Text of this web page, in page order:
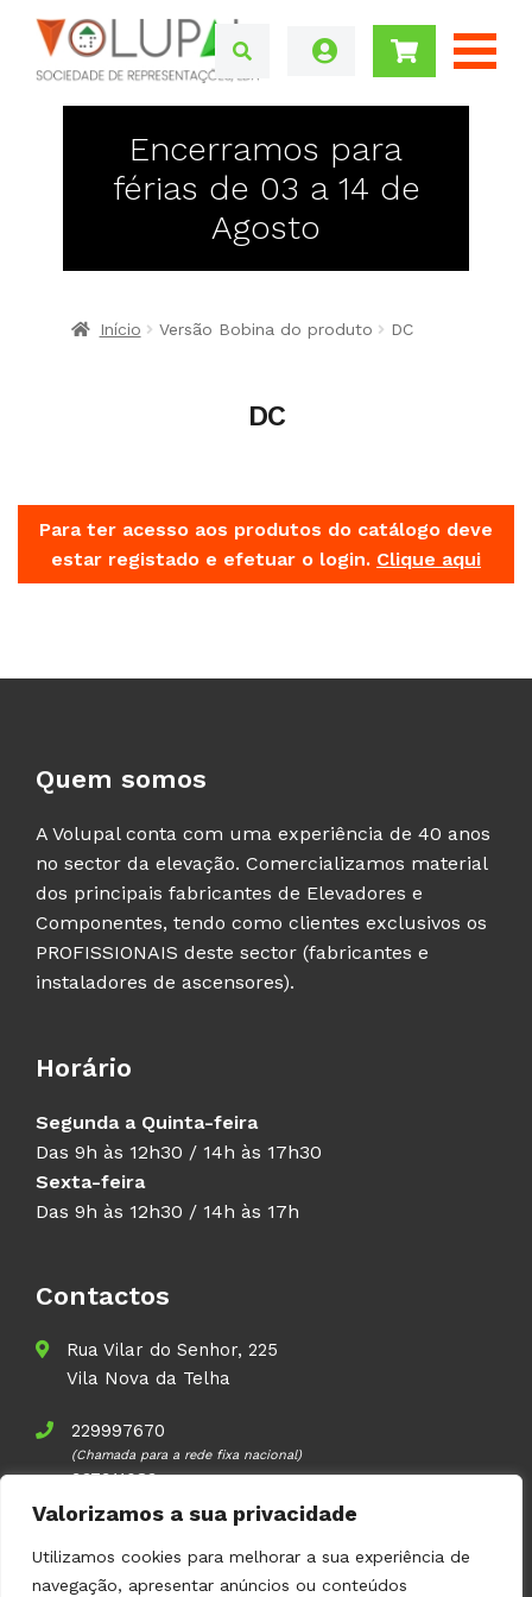
Valorizamos a sua privacidade
Utilizamos cookies para melhorar a sua experiência de
navegação, apresentar anúncios ou conteúdos
Encerramos para
férias de 03 a 14 de
Agosto
Início Versão Bobina do produto DC
DC
Para ter acesso aos produtos do catálogo deve
estar registado e efetuar o login. Clique aqui
Quem somos
A Volupal conta com uma experiência de 40 anos
no sector da elevação. Comercializamos material
dos principais fabricantes de Elevadores e
Componentes, tendo como clientes exclusivos os
PROFISSIONAIS deste sector (fabricantes e
instaladores de ascensores).
Horário
Segunda a Quinta-feira
Das 9h às 12h30 / 14h às 17h30
Sexta-feira
Das 9h às 12h30 / 14h às 17h
Contactos
Rua Vilar do Senhor, 225
Vila Nova da Telha
229997670
(Chamada para a rede fixa nacional)
937911083
(Chamada para a rede móvel nacional)
geral@volupal.pt